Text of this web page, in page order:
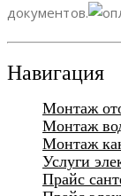
документов.
Навигация
Монтаж
Монтаж
Монтаж
Услуги
Прайс